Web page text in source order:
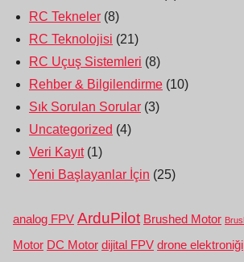
RC Tekneler (8)
RC Teknolojisi (21)
RC Uçuş Sistemleri (8)
Rehber & Bilgilendirme (10)
Sık Sorulan Sorular (3)
Uncategorized (4)
Veri Kayıt(1)
Yeni Başlayanlar İçin (25)
analog FPV ArduPilot Brushed Motor
Motor DC Motor dijital FPV drone elektroniği